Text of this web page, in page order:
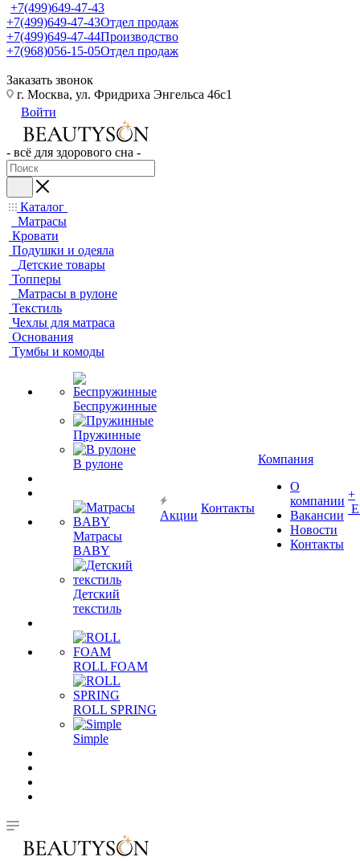
+7(499)649-47-43
+7(499)649-47-43Отдел продаж
+7(499)649-47-44Производство
+7(968)056-15-05Отдел продаж
Заказать звонок
г. Москва, ул. Фридриха Энгельса 46с1
Войти
- всё для здорового сна -
Каталог
Матрасы
Кровати
Подушки и одеяла
Детские товары
Топперы
Матрасы в рулоне
Текстиль
Чехлы для матраса
Основания
Тумбы и комоды
Беспружинные
Пружинные
В рулоне
Матрасы
BABY
Детский
текстиль
ROLL FOAM
ROLL SPRING
Simple
Акции
Контакты
Компания
О
компании
Вакансии
Новости
Контакты
+